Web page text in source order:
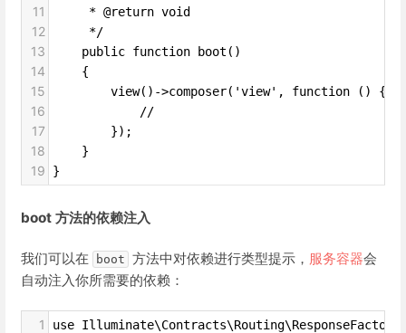
11
     * @return void
12
     */
13
    public function boot()
14
    {
15
        view()->composer('view', function () {
16
            //
17
        });
18
    }
19 }
boot 方法的依赖注入
我们可以在 boot 方法中对依赖进行类型提示， 服务容器会
自动注入你所需要的依赖：
1 use